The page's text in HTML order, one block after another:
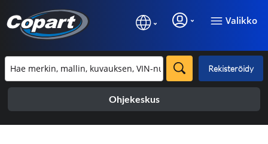
Valikko
Rekisteröidy
Ohjekeskus